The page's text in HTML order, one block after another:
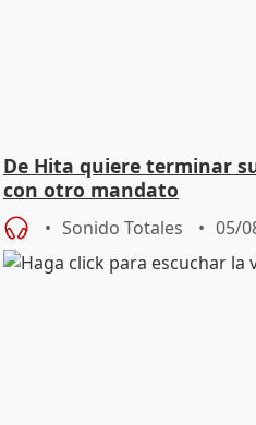
De Hita quiere terminar
con otro mandato
Sonido Totales 05/